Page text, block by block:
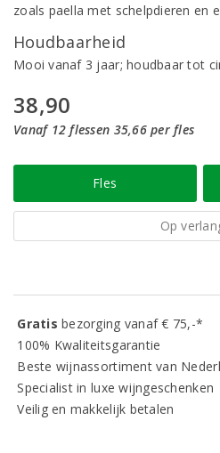
zoals paella met schelpdieren en
Houdbaarheid
Mooi vanaf 3 jaar; houdbaar tot
38,90
Vanaf 12 flessen 35,66 per fles
Fles
Op
Gratisbezorging vanaf € 75,-*
100% Kwaliteitsgarantie
Beste wijnassortiment van
Specialist in luxe wijngeschenken
Veilig en makkelijk betalen